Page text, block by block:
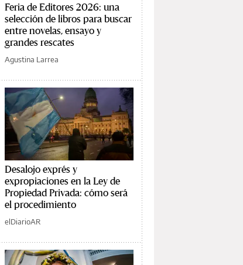
Feria de Editores 2026: una
selección de libros para buscar
entre novelas, ensayo y
grandes rescates
Agustina Larrea
Desalojo exprés y
expropiaciones en la Ley de
Propiedad Privada: cómo será
el procedimiento
elDiarioAR